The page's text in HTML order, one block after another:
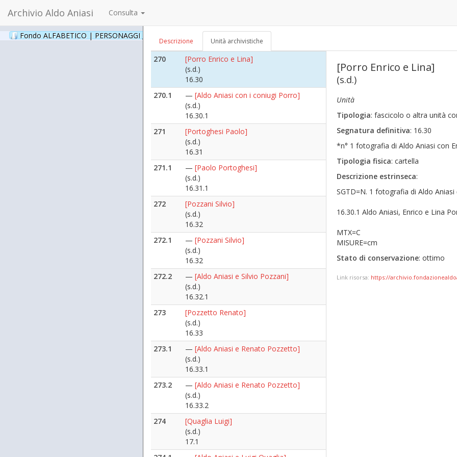
Archivio Aldo Aniasi Consulta
Fondo ALFABETICO | PERSONAGGI _ Archivio Fotografico
Descrizione Unità archivistiche
([1968 maggio 10 ?])
16.29.1
270
[Porro Enrico e Lina]
(s.d.)
16.30
270.1
— [Aldo Aniasi con i coniugi Porro]
(s.d.)
16.30.1
271
[Portoghesi Paolo]
(s.d.)
16.31
271.1
— [Paolo Portoghesi]
(s.d.)
16.31.1
272
[Pozzani Silvio]
(s.d.)
16.32
272.1
— [Pozzani Silvio]
(s.d.)
16.32
272.2
— [Aldo Aniasi e Silvio Pozzani]
(s.d.)
16.32.1
273
[Pozzetto Renato]
(s.d.)
16.33
273.1
— [Aldo Aniasi e Renato Pozzetto]
(s.d.)
16.33.1
273.2
— [Aldo Aniasi e Renato Pozzetto]
(s.d.)
16.33.2
274
[Quaglia Luigi]
(s.d.)
17.1
[Porro Enrico e Lina]
(s.d.)
Unità
Tipologia: fascicolo o altra unità
Segnatura definitiva: 16.30
*n° 1 fotografia di Aldo Aniasi con
Tipologia fisica: cartella
Descrizione estrinseca:
SGTD=N. 1 fotografia di Aldo
16.30.1 Aldo Aniasi, Enrico e Lina
MTX=C
MISURE=cm
Stato di conservazione: ottimo
Link risorsa: https://